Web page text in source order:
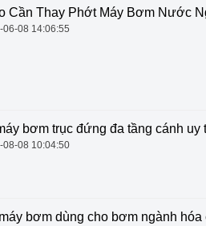
Cần Thay Phớt Máy Bơm Nước
08 14:06:55
bơm trục đứng đa tầng cánh uy
08 10:04:50
bơm dùng cho bơm ngành hóa